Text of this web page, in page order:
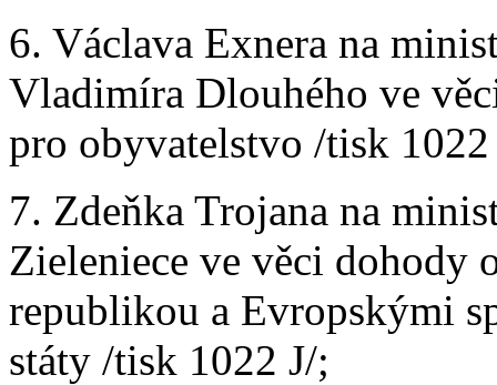
6. Václava Exnera na
Vladimíra Dlouhého ve
pro obyvatelstvo /tisk
7. Zdeňka Trojana na
Zieleniece ve věci dohody
republikou a Evropskými
státy /tisk 1022 J/;